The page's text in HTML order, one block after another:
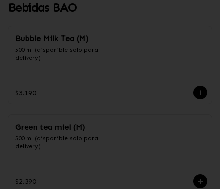
Bebidas BAO
Bubble Milk Tea (M)
500 ml (disponible solo para
delivery)
$3.190
Green tea miel (M)
500 ml (disponible solo para
delivery)
$2.390